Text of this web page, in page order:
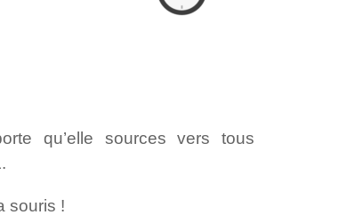
qu’elle sources vers tous
souris !